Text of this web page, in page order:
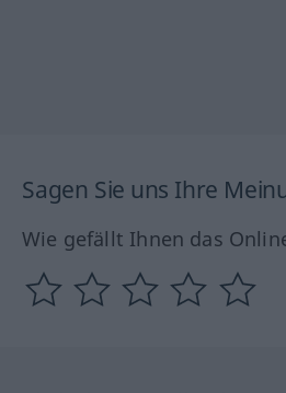
Sagen Sie uns Ihre
Wie gefällt Ihnen das